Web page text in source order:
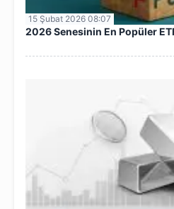
15 Şubat 2026 08:07
2026 Senesinin En Popüler